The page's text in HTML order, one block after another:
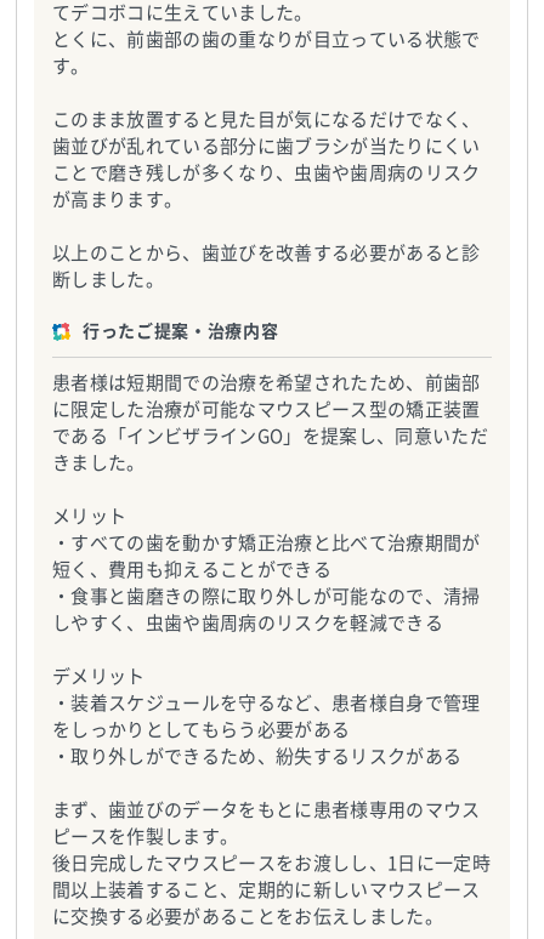
てデコボコに生えていました。
とくに、前歯部の歯の重なりが目立っている状態で
す。
このまま放置すると見た目が気になるだけでなく、
歯並びが乱れている部分に歯ブラシが当たりにくい
ことで磨き残しが多くなり、虫歯や歯周病のリスク
が高まります。
以上のことから、歯並びを改善する必要があると診
断しました。
行ったご提案・治療内容
患者様は短期間での治療を希望されたため、前歯部
に限定した治療が可能なマウスピース型の矯正装置
である「インビザラインGO」を提案し、同意いただ
きました。
メリット
・すべての歯を動かす矯正治療と比べて治療期間が
短く、費用も抑えることができる
・食事と歯磨きの際に取り外しが可能なので、清掃
しやすく、虫歯や歯周病のリスクを軽減できる
デメリット
・装着スケジュールを守るなど、患者様自身で管理
をしっかりとしてもらう必要がある
・取り外しができるため、紛失するリスクがある
まず、歯並びのデータをもとに患者様専用のマウス
ピースを作製します。
後日完成したマウスピースをお渡しし、1日に一定時
間以上装着すること、定期的に新しいマウスピース
に交換する必要があることをお伝えしました。